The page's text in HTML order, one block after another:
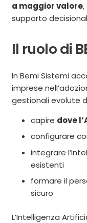
a maggior valore,
supporto
Il ruolo di
In Bemi Sistemi
imprese
gestionali evolute
capire dove
configurare
integrare
esistenti
formare il
sicuro
L’Intelligenza